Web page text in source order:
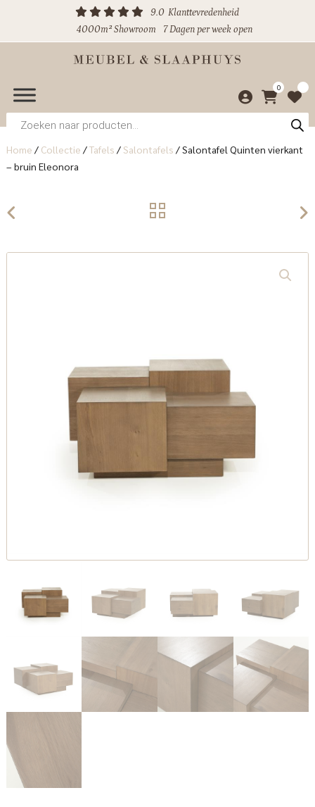
9.0 Klanttevredenheid
4000m² Showroom
7 Dagen per week open
0
Producten
zoeken
Home / Collectie /Tafels / Salontafels /Salontafel Quinten vierkant
– bruin Eleonora